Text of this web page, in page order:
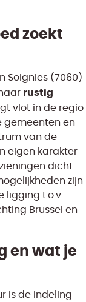
zoekt
Soignies (7060)
rustig
vlot in de regio
gemeenten en
van de
eigen karakter
dicht
zijn
ligging t.o.v.
Brussel en
en wat je
is de indeling